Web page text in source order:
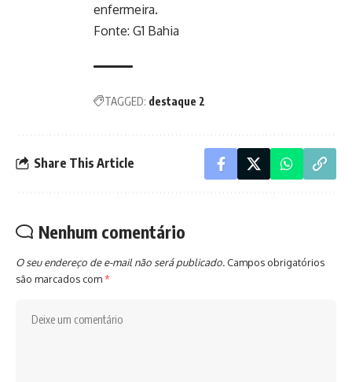
enfermeira.
Fonte: G1 Bahia
TAGGED: destaque 2
Share This Article
Nenhum comentário
O seu endereço de e-mail não será publicado. Campos obrigatórios
são marcados com*